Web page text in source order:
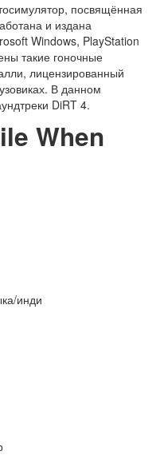
посвящённая
и издана
Windows, PlayStation
такие гоночные
лицензированный
В данном
DiRT 4.
When
инди